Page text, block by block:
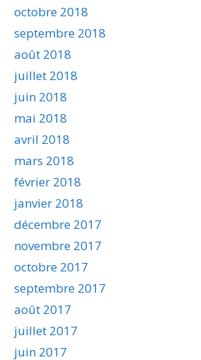
octobre 2018
septembre 2018
août 2018
juillet 2018
juin 2018
mai 2018
avril 2018
mars 2018
février 2018
janvier 2018
décembre 2017
novembre 2017
octobre 2017
septembre 2017
août 2017
juillet 2017
juin 2017